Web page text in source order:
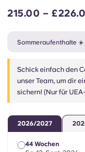
215.00 –
Sommeraufenthalte ☀️
Schick einfach den
unser Team, um dir
sichern! (Nur für
2026/2027
44 Wochen